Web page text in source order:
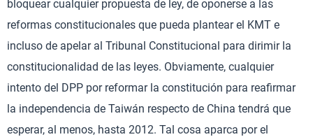
bloquear cualquier propuesta de ley, de oponerse a las
reformas constitucionales que pueda plantear el KMT e
incluso de apelar al Tribunal Constitucional para dirimir la
constitucionalidad de las leyes. Obviamente, cualquier
intento del DPP por reformar la constitución para reafirmar
la independencia de Taiwán respecto de China tendrá que
esperar, al menos, hasta 2012. Tal cosa aparca por el